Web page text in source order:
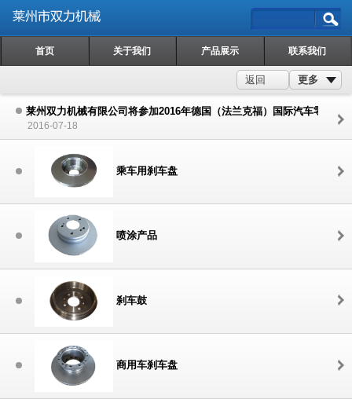
首页 关于我们 产品展示 联系我们
更多
返回
莱州双力机械有限公司将参加2016年德国（法兰克福）国际汽车零配件
2016-07-18
乘车用刹车盘
喷涂产品
刹车鼓
商用车刹车盘